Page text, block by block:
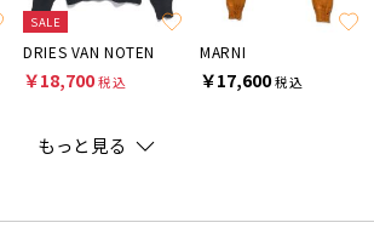
SALE
DRIES VAN NOTEN
￥18,700税込
MARNI
￥17,600税込
もっと見る